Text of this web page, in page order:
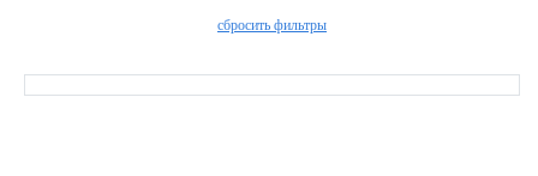
сбросить фильтры